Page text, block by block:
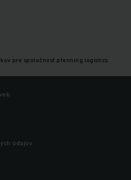
pre spoločnosť pfenning logistics
údajov